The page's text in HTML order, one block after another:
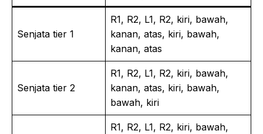
Senjata tier 1
R1, R2, L1, R2, kiri, bawah,
kanan, atas, kiri, bawah,
kanan, atas
Senjata tier 2
R1, R2, L1, R2, kiri, bawah,
kanan, atas, kiri, bawah,
bawah, kiri
R1, R2, L1, R2, kiri, bawah,